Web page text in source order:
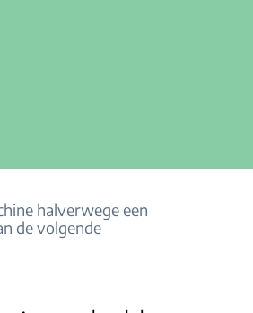
halverwege een
de volgende